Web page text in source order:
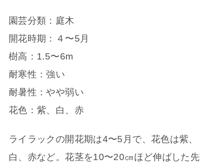
園芸分類：庭木
開花時期：４〜5月
樹高：1.5〜6m
耐寒性：強い
耐暑性：やや弱い
花色：紫、白、赤
ライラックの開花期は4〜5月で、花色は紫、
白、赤など。花茎を10〜20㎝ほど伸ばした先